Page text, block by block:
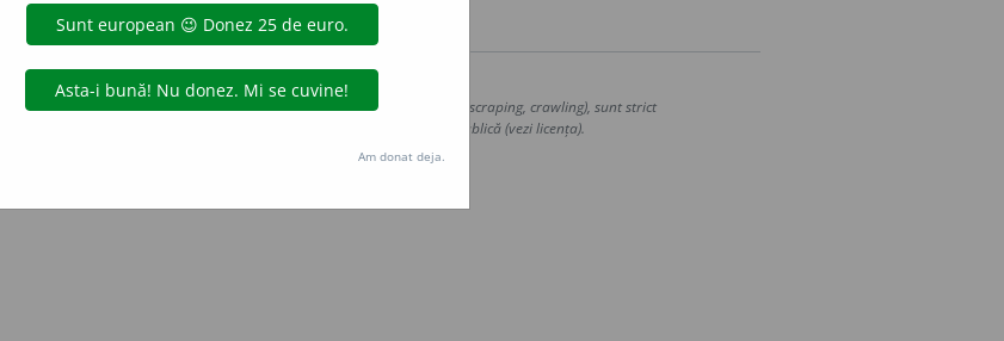
© 2004-2026 dexonline (https://dexonline.ro)
de pe acest site, inclusiv prin orice metode de extragere automată (web scraping, crawling), sunt strict
scris, cu excepția seturilor de date oferite oficial spre utilizare publică (vezi licența).
Hosterion
Am donat deja.